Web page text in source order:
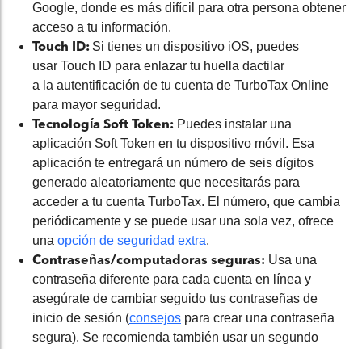
Google, donde es más difícil para otra persona obtener
acceso a tu información.
Touch ID: Si tienes un dispositivo iOS, puedes
usar Touch ID para enlazar tu huella dactilar
a la autentificación de tu cuenta de TurboTax Online
para mayor seguridad.
Tecnología Soft Token: Puedes instalar una
aplicación SoftToken en tu dispositivo móvil. Esa
aplicación te entregará un número de seis dígitos
generado aleatoriamente que necesitarás para
acceder a tu cuenta TurboTax. El número, que cambia
periódicamente y se puede usar una sola vez, ofrece
una opción de seguridad extra.
Contraseñas/computadoras seguras: Usa una
contraseña diferente para cada cuenta en línea y
asegúrate de cambiar seguido tus contraseñas de
inicio de sesión (consejos para crear una contraseña
segura). Se recomienda también usar un segundo